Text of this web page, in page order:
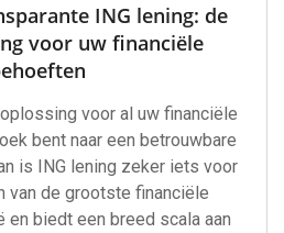
ING lening: de
voor uw financiële
voor al uw financiële
bent naar een betrouwbare
is ING lening zeker iets voor
van de grootste financiële
en biedt een breed scala aan